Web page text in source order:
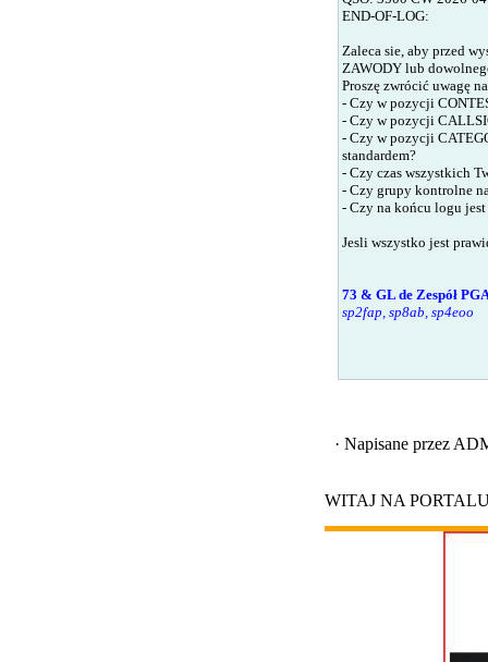
END-OF-LOG:
Zaleca sie, aby przed
ZAWODY lub
Proszę zwrócić uwagę
- Czy w pozycji
- Czy w pozycji
- Czy w pozycji
standardem?
- Czy czas wszystkich
- Czy grupy kontrolne
- Czy na końcu logu
Jesli wszystko jest
73 & GL de Zespół
sp2fap, sp8ab, sp4eoo
· Napisane przez
WITAJ NA